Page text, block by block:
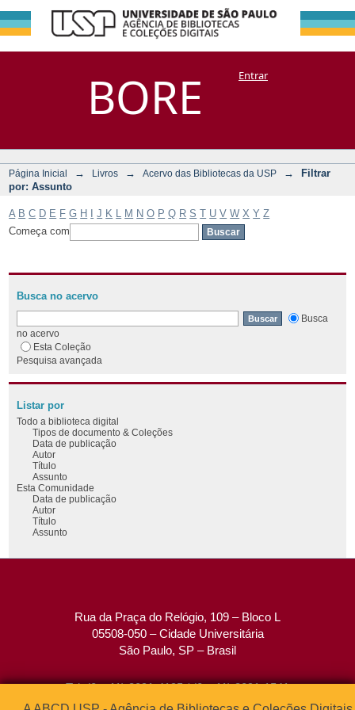
BORE
Filtrar por:
Assunto
DSpace/Manakin + CoriscoEntrar
Página Inicial → Livros → Acervo das Bibliotecas da USP →
Filtrar
por: Assunto
A B C D E F G H J K M N O P Q R S T U V W X Y Z
Começa com
Busca no acervo
Busca
no acervo
Esta Coleção
Pesquisa avançada
Listar por
Todo a biblioteca digital
Tipos de documento & Coleções
Data de publicação
Autor
Título
Assunto
Esta Comunidade
Data de publicação
Autor
Título
Assunto
Rua da Praça do Relógio, 109 – Bloco L
05508-050 – Cidade Universitária
São Paulo, SP – Brasil
Tel: (0xx11) 3091-4195 / (0xx11) 3091-1541
Fax: (0xx11) 3091-1567